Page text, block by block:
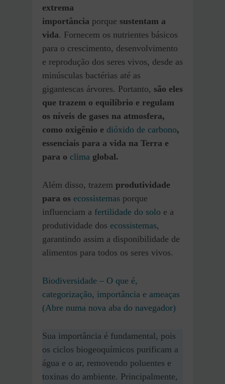
extrema
importância porque sustentam a
vida. Fornecem os nutrientes básicos
para o crescimento, desenvolvimento
e reprodução dos seres vivos, desde as
minúsculas bactérias até as
gigantescas árvores. Portanto, são eles
que trazem o equilíbrio e regulam
os níveis de gases na atmosfera,
como oxigênio e dióxido de carbono,
essenciais para a vida na Terra e
para o clima global.
Além disso, trazem produtividade
para os ecossistemas porque
influenciam a fertilidade do solo e a
produtividade dos ecossistemas,
garantindo assim a disponibilidade de
alimentos para todos os seres vivos.
Biodiversidade – O que é,
categorização, importância e ameaças
(Abre numa nova aba do navegador)
Sua importância é fundamental, pois
os ciclos biogeoquímicos purificam a
água e o ar, removendo poluentes e
toxinas do ambiente. Principalmente,